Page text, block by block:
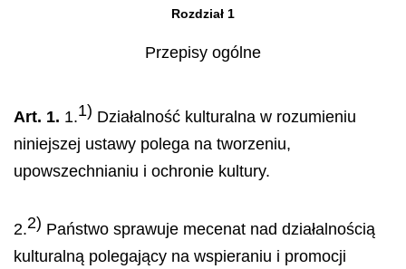
Rozdział 1
Przepisy ogólne
Art. 1. 1.1) Działalność kulturalna w rozumieniu
niniejszej ustawy polega na tworzeniu,
upowszechnianiu i ochronie kultury.
2.2) Państwo sprawuje mecenat nad działalnością
kulturalną polegający na wspieraniu i promocji